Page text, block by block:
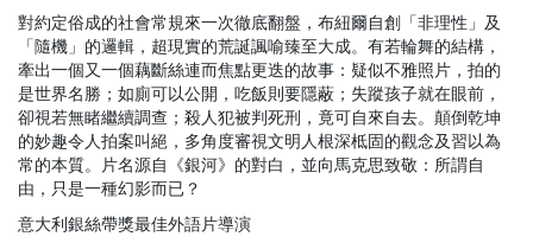
購票須知
優惠計劃
前期節目
對約定俗成的社會常規來一次徹底翻盤，布紐爾自創「非理性」及
「隨機」的邏輯，超現實的荒誕諷喻臻至大成。有若輪舞的結構，
牽出一個又一個藕斷絲連而焦點更迭的故事：疑似不雅照片，拍的
是世界名勝；如廁可以公開，吃飯則要隱蔽；失蹤孩子就在眼前，
卻視若無睹繼續調查；殺人犯被判死刑，竟可自來自去。顛倒乾坤
的妙趣令人拍案叫絕，多角度審視文明人根深柢固的觀念及習以為
常的本質。片名源自《銀河》的對白，並向馬克思致敬：所謂自
由，只是一種幻影而已？
意大利銀絲帶獎最佳外語片導演